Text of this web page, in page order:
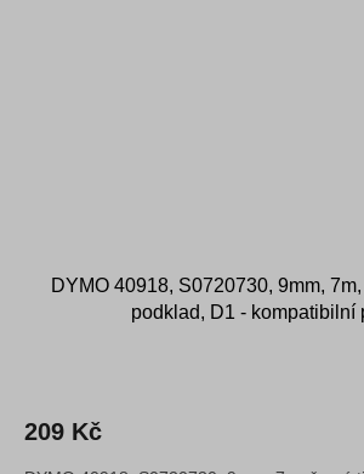
DYMO 40918, S0720730, 9mm,
podklad, D1 - kompatibilní
209 Kč